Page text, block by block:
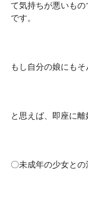
て気持ちが悪いも
です。
もし自分の娘にも
と思えば、即座に離
〇未成年の少女と